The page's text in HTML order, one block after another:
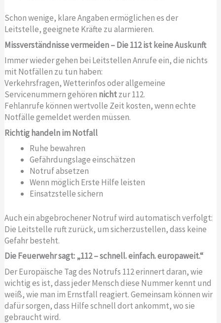
Schon wenige, klare Angaben ermöglichen es der
Leitstelle, geeignete Kräfte zu alarmieren.
Missverständnisse vermeiden – Die 112 ist keine Auskunft
Immer wieder gehen bei Leitstellen Anrufe ein, die nichts
mit Notfällen zu tun haben:
Verkehrsfragen, Wetterinfos oder allgemeine
Servicenummern gehören nichtzur 112.
Fehlanrufe können wertvolle Zeit kosten, wenn echte
Notfälle gemeldet werden müssen.
Richtig handeln im Notfall
Ruhe bewahren
Gefährdungslage einschätzen
Notruf absetzen
Wenn möglich Erste Hilfe leisten
Einsatzstelle sichern
Auch ein abgebrochener Notruf wird automatisch verfolgt:
Die Leitstelle ruft zurück, um sicherzustellen, dass keine
Gefahr besteht.
Die Feuerwehr sagt: „112 – schnell. einfach. europaweit.“
Der Europäische Tag des Notrufs 112 erinnert daran, wie
wichtig es ist, dass jeder Mensch diese Nummer kennt und
weiß, wie man im Ernstfall reagiert. Gemeinsam können wir
dafür sorgen, dass Hilfe schnell dort ankommt, wo sie
gebraucht wird.